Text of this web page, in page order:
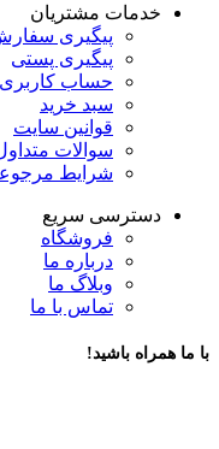
خدمات مشتریان
پیگیری
پیگیری پستی
حساب کاربری
سبد خرید
قوانین سایت
سوالات
شرایط
دسترسی سریع
فروشگاه
درباره ما
وبلاگ ما
تماس با ما
با ما همراه باشید!